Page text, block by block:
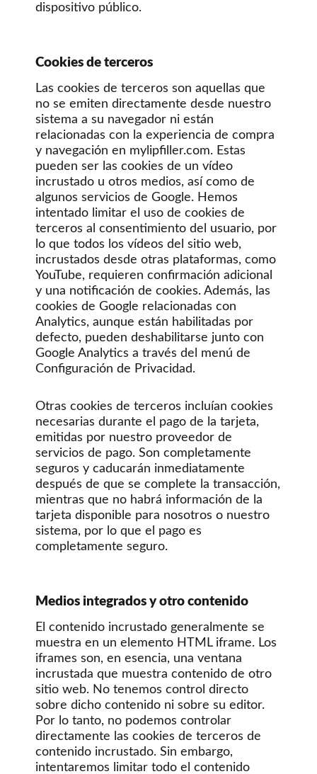
dispositivo público.
Cookies de terceros
Las cookies de terceros son aquellas que
no se emiten directamente desde nuestro
sistema a su navegador ni están
relacionadas con la experiencia de compra
y navegación en mylipfiller.com. Estas
pueden ser las cookies de un vídeo
incrustado u otros medios, así como de
algunos servicios de Google. Hemos
intentado limitar el uso de cookies de
terceros al consentimiento del usuario, por
lo que todos los vídeos del sitio web,
incrustados desde otras plataformas, como
YouTube, requieren confirmación adicional
y una notificación de cookies. Además, las
cookies de Google relacionadas con
Analytics, aunque están habilitadas por
defecto, pueden deshabilitarse junto con
Google Analytics a través del menú de
Configuración de Privacidad.
Otras cookies de terceros incluían cookies
necesarias durante el pago de la tarjeta,
emitidas por nuestro proveedor de
servicios de pago. Son completamente
seguros y caducarán inmediatamente
después de que se complete la transacción,
mientras que no habrá información de la
tarjeta disponible para nosotros o nuestro
sistema, por lo que el pago es
completamente seguro.
Medios integrados y otro contenido
El contenido incrustado generalmente se
muestra en un elemento HTML iframe. Los
iframes son, en esencia, una ventana
incrustada que muestra contenido de otro
sitio web. No tenemos control directo
sobre dicho contenido ni sobre su editor.
Por lo tanto, no podemos controlar
directamente las cookies de terceros de
contenido incrustado. Sin embargo,
intentaremos limitar todo el contenido